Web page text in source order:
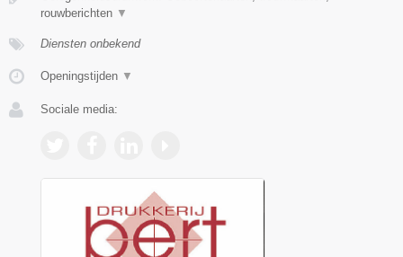
rouwberichten ▼
Diensten onbekend
Openingstijden ▼
Sociale media: